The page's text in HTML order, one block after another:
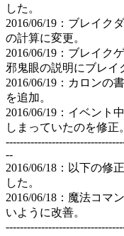
した。
2016/06/19：ブレイク
の計算に変更。
2016/06/19：ブレイク
邪鬼眼の説明にブレイ
2016/06/19：カロンの
を追加。
2016/06/19：イベント
しまっていたのを修正。
--
2016/06/18：以下の修
した。
2016/06/18：魔法コマ
いように改善。